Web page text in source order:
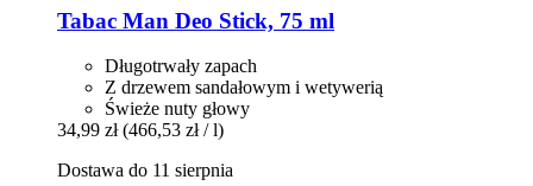
Tabac Man Deo Stick, 75 ml
Długotrwały zapach
Z drzewem sandałowym i wetywerią
Świeże nuty głowy
34,99 zł (466,53 zł / l)
Dostawa do 11 sierpnia